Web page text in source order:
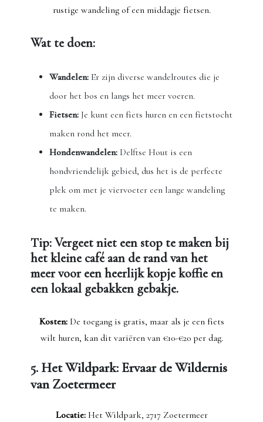
rustige wandeling of een middagje fietsen.
Wat te doen:
Wandelen: Er zijn diverse wandelroutes die je
door het bos en langs het meer voeren.
Fietsen: Je kunt een fiets huren en een fietstocht
maken rond het meer.
Hondenwandelen: Delftse Hout is een
hondvriendelijk gebied, dus het is de perfecte
plek om met je viervoeter een lange wandeling
te maken.
Tip:Vergeet niet een stop te maken bij
het kleine café aan de rand van het
meer voor een heerlijk kopje koffie en
een lokaal gebakken gebakje.
Kosten:De toegang is gratis, maar als je een fiets
wilt huren, kan dit variëren van €10-€20 per dag.
5. Het Wildpark: Ervaar de Wildernis
van Zoetermeer
Locatie:Het Wildpark, 2717 Zoetermeer